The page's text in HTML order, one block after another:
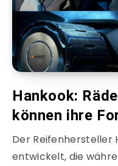
Hankook:
können ihre
Der Reifenhersteller
entwickelt, die